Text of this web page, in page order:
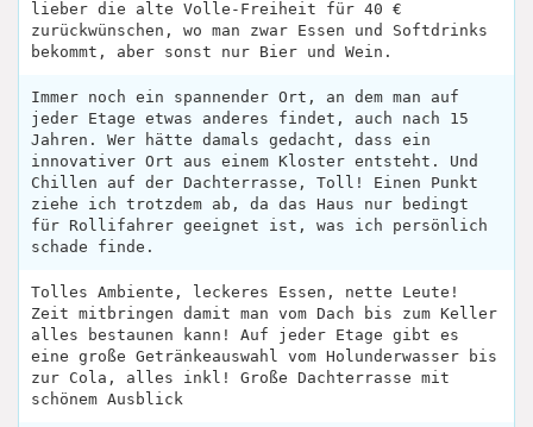
lieber die alte Volle-Freiheit für 40 €
zurückwünschen, wo man zwar Essen und Softdrinks
bekommt, aber sonst nur Bier und Wein.
Immer noch ein spannender Ort, an dem man auf
jeder Etage etwas anderes findet, auch nach 15
Jahren. Wer hätte damals gedacht, dass ein
innovativer Ort aus einem Kloster entsteht. Und
Chillen auf der Dachterrasse, Toll! Einen Punkt
ziehe ich trotzdem ab, da das Haus nur bedingt
für Rollifahrer geeignet ist, was ich persönlich
schade finde.
Tolles Ambiente, leckeres Essen, nette Leute!
Zeit mitbringen damit man vom Dach bis zum Keller
alles bestaunen kann! Auf jeder Etage gibt es
eine große Getränkeauswahl vom Holunderwasser bis
zur Cola, alles inkl! Große Dachterrasse mit
schönem Ausblick